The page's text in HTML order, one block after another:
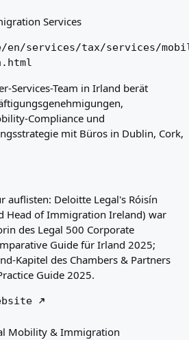
Services
en/services/tax/services/
Services-Team in Irland berät
Compliance und
mit Büros in Dublin, Cork,
auflisten: Deloitte Legal's Róisín
Head of Immigration Ireland) war
des Legal 500 Corporate
Guide für Irland 2025;
Kapitel des Chambers & Partners
Guide 2025.
Mobility & Immigration